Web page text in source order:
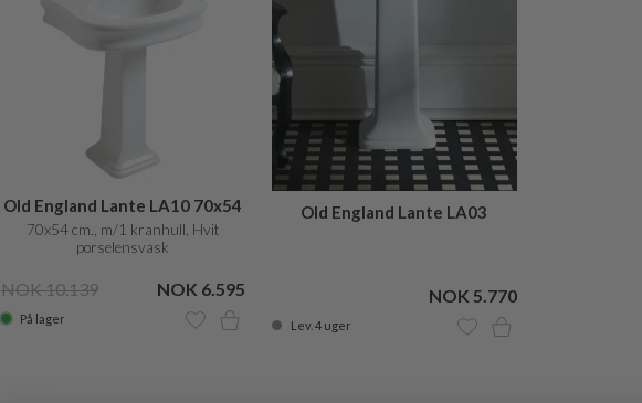
Old England Lante LA10 70x54
cm., m/1 hanehul
70x54 cm., m/1 kranhull, Hvit
porselensvask
NOK 10.139 NOK 6.595
På lager
Old England Lante LA03
NOK 5.770
Lev. 4 uger